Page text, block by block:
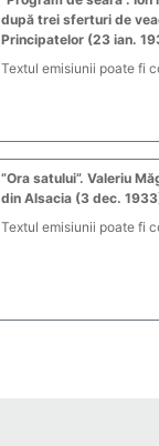
după trei sferturi de
Principatelor (23 ian.
Textul emisiunii poate fi
”Ora satului”. Valeriu
din Alsacia (3 dec.
Textul emisiunii poate fi